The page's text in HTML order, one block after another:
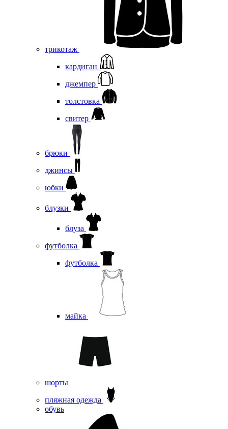
трикотаж
кардиган
джемпер
толстовка
свитер
брюки
джинсы
юбки
блузки
блуза
футболка
футболка
майка
шорты
пляжная одежда
oбувь